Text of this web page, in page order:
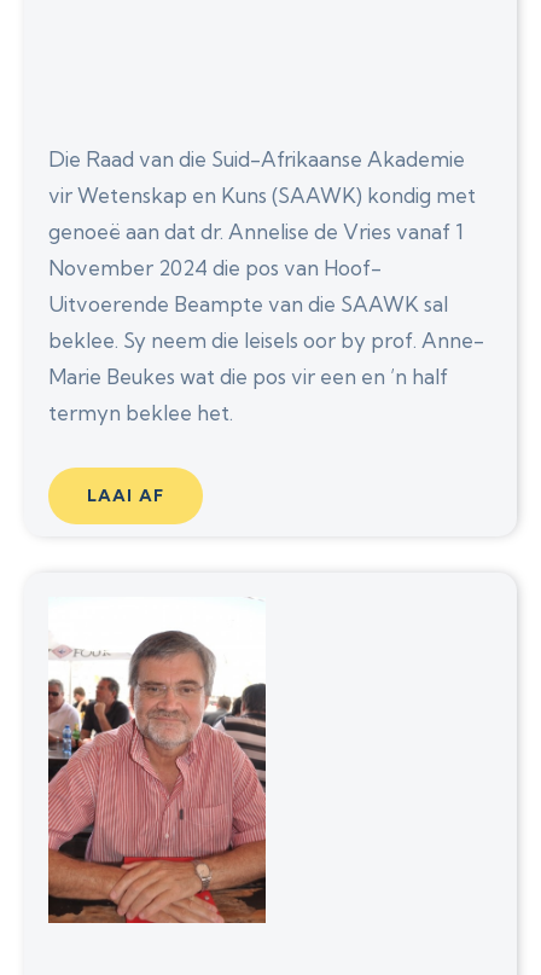
Die Raad van die Suid-Afrikaanse Akademie
vir Wetenskap en Kuns (SAAWK) kondig met
genoeë aan dat dr. Annelise de Vries vanaf 1
November 2024 die pos van Hoof-
Uitvoerende Beampte van die SAAWK sal
beklee. Sy neem die leisels oor by prof. Anne-
Marie Beukes wat die pos vir een en ’n half
termyn beklee het.
LAAI AF